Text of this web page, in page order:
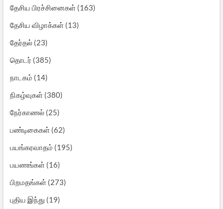
தேசிய பிரச்சினைகள்(163)
தேசிய விழாக்கள்(13)
தேர்தல்(23)
தொடர் (385)
நாடகம் (14)
நிகழ்வுகள்(380)
நேர்காணல்(25)
பண்டிகைகள்(62)
பயங்கரவாதம் (195)
பயணங்கள்(16)
பிறமதங்கள்(273)
புதிய இந்து (19)